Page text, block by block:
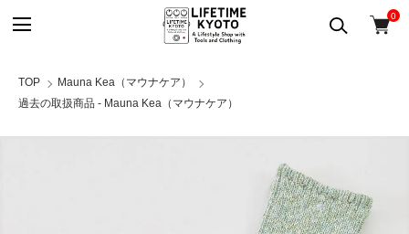
0
TOP
Mauna Kea（マウナケア）
過去の取扱商品 - Mauna Kea（マウナケア）